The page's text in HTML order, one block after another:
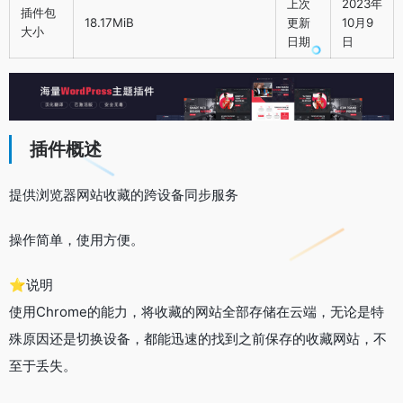
插件包
大小
18.17MiB
上次
更新
日期
2023年
10月9
日
插件概述
提供浏览器网站收藏的跨设备同步服务
操作简单，使用方便。
⭐说明
使用Chrome的能力，将收藏的网站全部存储在云端，无论是特
殊原因还是切换设备，都能迅速的找到之前保存的收藏网站，不
至于丢失。